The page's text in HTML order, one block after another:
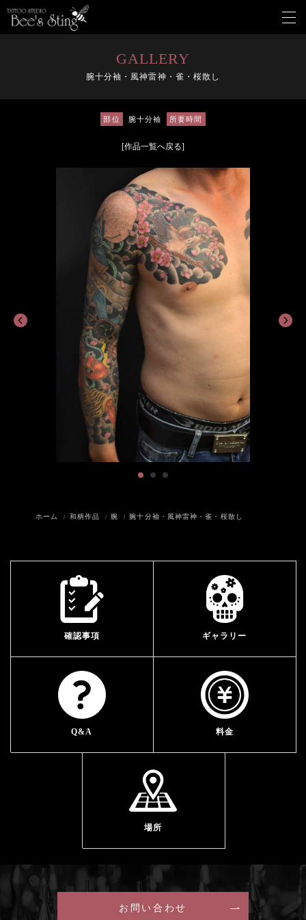
メ
ニ
GALLERY
腕十分袖・風神雷神・雀・桜散し
部位 腕十分袖 所要時間
ホーム 和柄作品 腕 腕十分袖・風神雷神・雀・桜散し
確認事項 ギャラリー
Q&A 料金
場所
お問い合わせ